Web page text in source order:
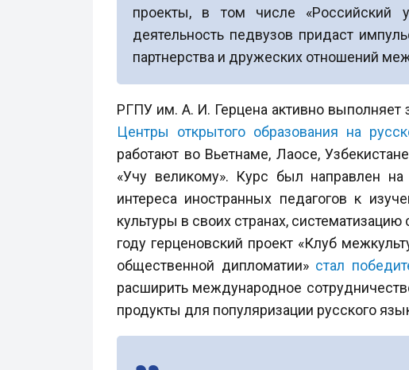
проекты, в том числе «Российский
деятельность педвузов придаст
партнерства и дружеских отношений
РГПУ им. А. И. Герцена активно выполняет
Центры открытого образования на
работают во Вьетнаме, Лаосе,
«Учу великому». Курс был направлен
интереса иностранных педагогов к
культуры в своих странах,
году герценовский проект «Клуб
общественной дипломатии» стал
расширить международное
продукты для популяризации русского